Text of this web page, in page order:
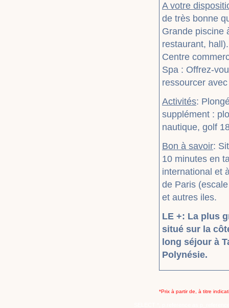
A votre
de très bonne
Grande piscine
restaurant,
Centre
Spa : Offrez-
ressourcer
Activités:
supplément :
nautique, golf
Bon à savoir:
10 minutes en
international et
de Paris
et autres iles.
LE +: La plus
situé sur la
long séjour à
Polynésie.
*Prix à partir de, à titre